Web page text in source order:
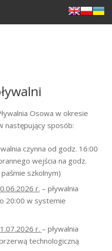
Osowa w okresie
następujący sposób:
czynna od godz. 16:00
wejścia na godz.
szkolnym)
r. – pływalnia
20:00 w systemie
r. – pływalnia
technologiczną